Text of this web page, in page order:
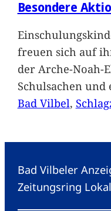
Besondere
freuen sich auf
der Arche-Noah-
Schulsachen und
Bad Vilbel,
Bad Vilbeler
Zeitungsring